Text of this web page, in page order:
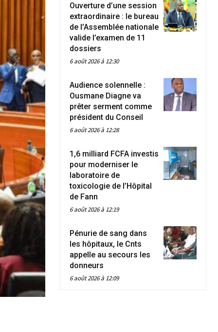
Ouverture d’une session
extraordinaire : le bureau
de l’Assemblée nationale
valide l’examen de 11
dossiers
6 août 2026 à 12:30
Audience solennelle :
Ousmane Diagne va
prêter serment comme
président du Conseil
6 août 2026 à 12:28
1,6 milliard FCFA investis
pour moderniser le
laboratoire de
toxicologie de l’Hôpital
de Fann
6 août 2026 à 12:19
Pénurie de sang dans
les hôpitaux, le Cnts
appelle au secours les
donneurs
6 août 2026 à 12:09